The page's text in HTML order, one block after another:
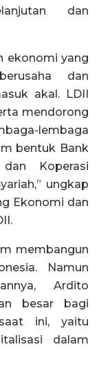
dan
ekonomi yang
dan
akal. LDII
mendorong
lembaga
bentuk Bank
Koperasi
ungkap
Ekonomi dan
membangun
Namun
Ardito
besar bagi
ini, yaitu
dalam